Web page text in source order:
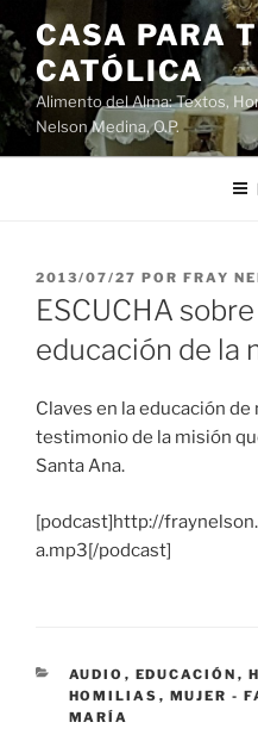
Saltar
al
contenido
CASA PARA
CATÓLICA
Alimento del Alma: Textos,
Nelson Medina, O.P.
PUBLICADO
EL
2013/07/27 POR FRAY
ESCUCHA
educación de la
Claves en la educación
testimonio de la misión
Santa Ana.
[podcast]http://
a.mp3[/podcast]
CATEGORÍAS
AUDIO , EDUCACIÓN ,
HOMILIAS , MUJER -
MARÍA